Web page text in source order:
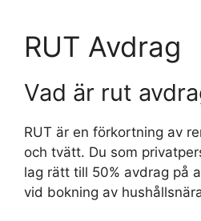
RUT Avdrag
Vad är rut
RUT är en förkortning av
och tvätt. Du som
lag rätt till 50% avdrag på
vid bokning av